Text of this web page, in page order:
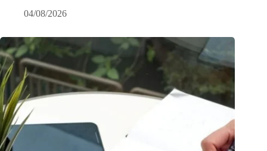
04/08/2026